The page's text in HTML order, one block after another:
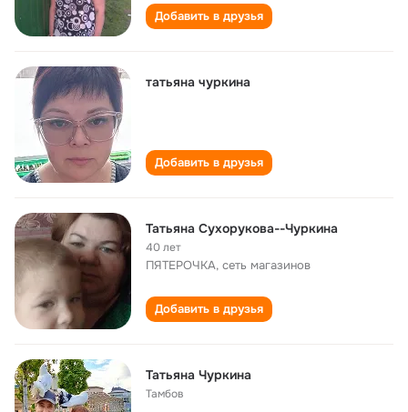
Добавить в друзья
татьяна чуркина
Добавить в друзья
Татьяна Сухорукова--Чуркина
40 лет
ПЯТЕРОЧКА, сеть магазинов
Добавить в друзья
Татьяна Чуркина
Тамбов